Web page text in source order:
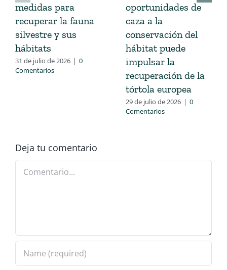
medidas para
recuperar la fauna
silvestre y sus
hábitats
31 de julio de 2026 | 0
Comentarios
oportunidades de
caza a la
conservación del
hábitat puede
impulsar la
recuperación de la
tórtola europea
29 de julio de 2026 | 0
Comentarios
Deja tu comentario
Comentario